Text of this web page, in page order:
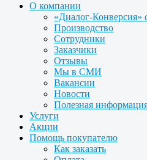
О компании
«Диалог-Конверсия»
Производство
Сотрудники
Заказчики
Отзывы
Мы в СМИ
Вакансии
Новости
Полезная
Услуги
Акции
Помощь покупателю
Как заказать